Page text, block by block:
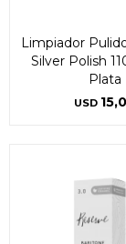
Limpiador
Silver Polish
Plata
USD